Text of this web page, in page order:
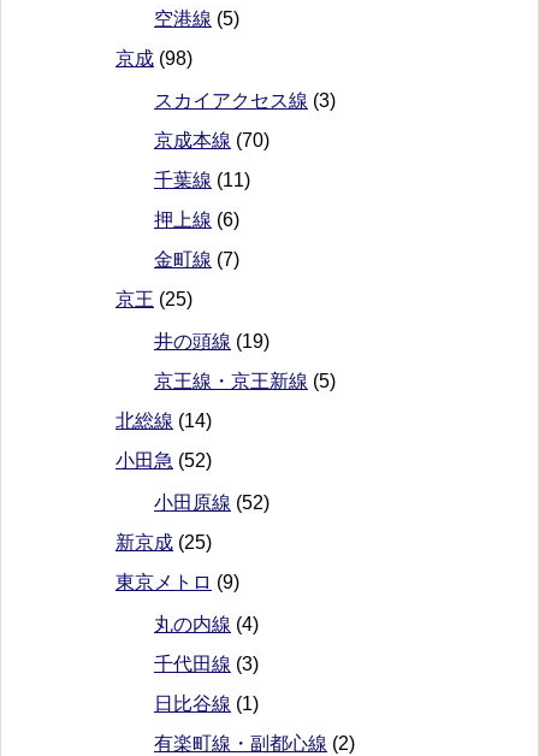
空港線 (5)
京成 (98)
スカイアクセス線 (3)
京成本線 (70)
千葉線 (11)
押上線 (6)
金町線 (7)
京王 (25)
井の頭線 (19)
京王線・京王新線 (5)
北総線 (14)
小田急 (52)
小田原線 (52)
新京成 (25)
東京メトロ (9)
丸の内線 (4)
千代田線 (3)
日比谷線 (1)
有楽町線・副都心線 (2)